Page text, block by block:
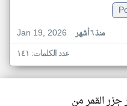
Jan 19, 2026
منذ ٦ أشهر
عدد الكلمات: ١٤١
جزر القمر من